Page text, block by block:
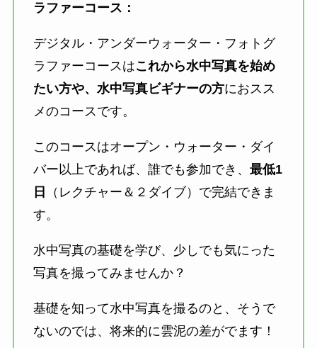
ラファーコース：
デジタル・アンダーウォーター・フォトグ
ラファーコースはこれから水中写真を始め
たい方や、水中写真ビギナーの方におスス
メのコースです。
このコースはオープン・ウォーター・ダイ
バー以上であれば、誰でも参加でき、 最低1
日
（レクチャー＆２ダイブ）で完結できま
す。
水中写真の基礎を学び、少しでも気にった
写真を撮ってみませんか？
基礎を知って水中写真を撮るのと、そうで
ないのでは、将来的に雲泥の差がでます！